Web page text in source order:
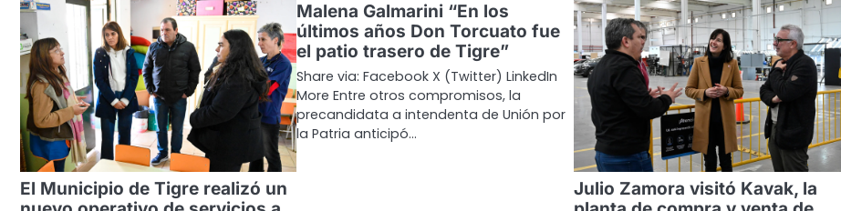
El Municipio de Tigre realizó un
Malena Galmarini “En los
últimos años Don Torcuato fue
el patio trasero de Tigre”
Share via: Facebook X (Twitter) LinkedIn
More Entre otros compromisos, la
precandidata a intendenta de Unión por
la Patria anticipó…
Julio Zamora visitó Kavak, la